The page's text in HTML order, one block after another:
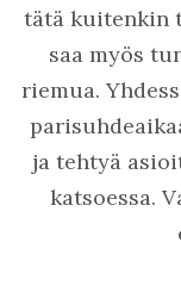
tätä kuitenkin
saa myös
riemua.
ja tehtyä
katsoessa.